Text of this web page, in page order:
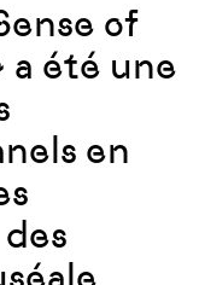
of
a été une
en